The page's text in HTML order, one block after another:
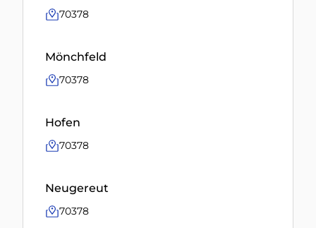
70378
Mönchfeld
70378
Hofen
70378
Neugereut
70378